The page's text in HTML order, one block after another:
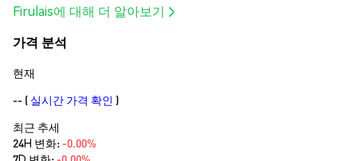
Firulais에 대해 더 알아보기
가격 분석
현재
-- ( 실시간 가격 확인 )
최근 추세
24H 변화: -0.00%